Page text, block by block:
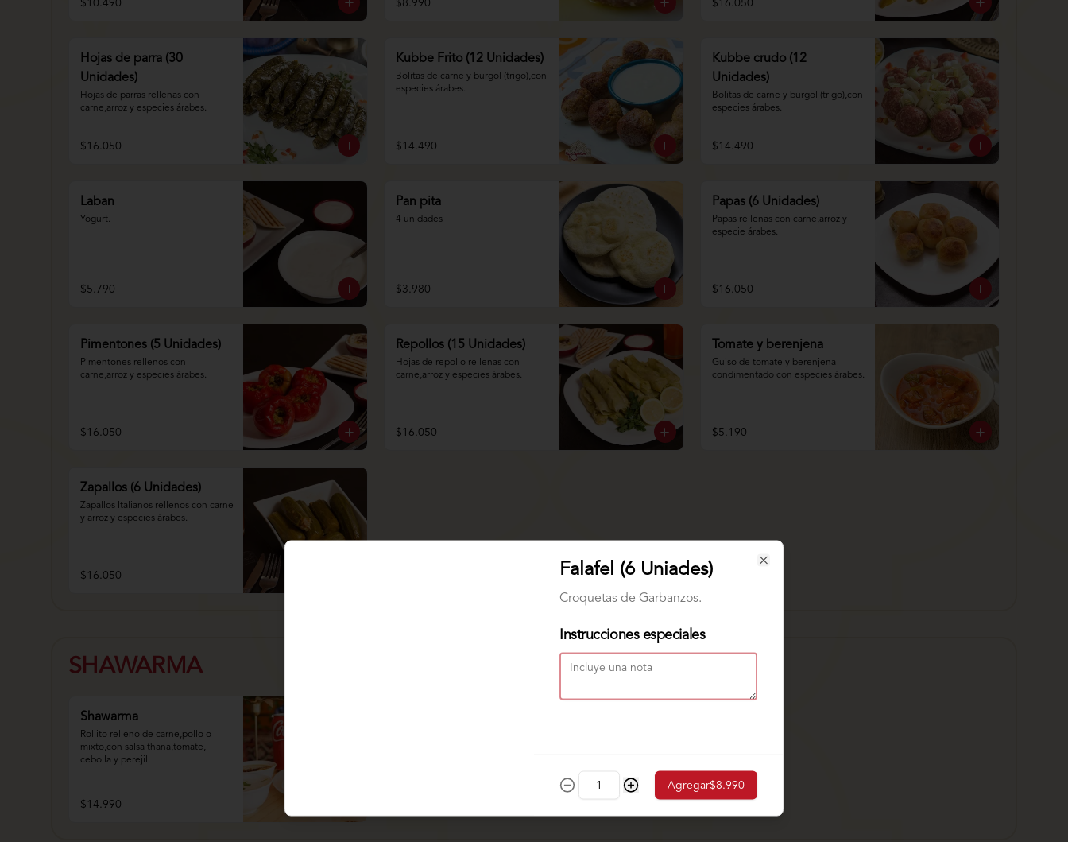
$10.490 $8.990 $16.050
Hojas de parra (30
Unidades)
Hojas de parras rellenas con
carne,arroz y especies árabes.
$16.050
Kubbe Frito (12 Unidades)
Bolitas de carne y burgol (trigo),con
especies árabes.
$14.490
Kubbe crudo (12
Unidades)
Bolitas de carne y burgol (trigo),con
especies árabes.
$14.490
Laban
Yogurt.
$5.790
Pan pita
4 unidades
$3.980
Papas (6 Unidades)
Papas rellenas con carne,arroz y
especie árabes.
$16.050
Pimentones (5 Unidades)
Pimentones rellenos con
carne,arroz y especies árabes.
$16.050
Repollos (15 Unidades)
Hojas de repollo rellenas con
carne,arroz y especies árabes.
$16.050
Tomate y berenjena
Guiso de tomate y berenjena
condimentado con especies árabes.
$5.190
Zapallos (6 Unidades)
Zapallos Italianos rellenos con carne
y arroz y especies árabes.
$16.050
SHAWARMA
Shawarma
Rollito relleno de carne,pollo o
mixto,con salsa thana,tomate,
cebolla y perejil.
$14.990
Falafel (6 Uniades)
Croquetas de Garbanzos.
Instrucciones especiales
Agregar$8.990